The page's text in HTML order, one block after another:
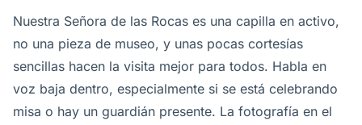
Nuestra Señora de las Rocas es una capilla en activo,
no una pieza de museo, y unas pocas cortesías
sencillas hacen la visita mejor para todos. Habla en
voz baja dentro, especialmente si se está celebrando
misa o hay un guardián presente. La fotografía en el